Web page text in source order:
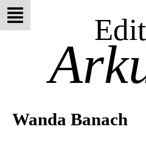
Wanda Banach